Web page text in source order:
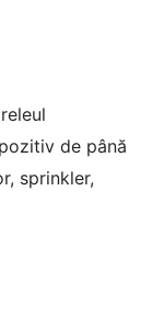
de până
sprinkler,